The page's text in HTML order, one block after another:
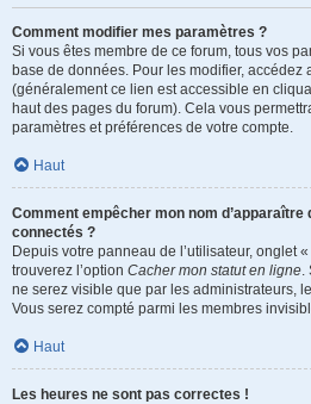
Comment modifier mes paramètres ?
Si vous êtes membre de ce forum, tous vos
base de données. Pour les modifier, accédez
(généralement ce lien est accessible en
haut des pages du forum). Cela vous
paramètres et préférences de votre compte.
Haut
Comment empêcher mon nom
connectés ?
Depuis votre panneau de l’utilisateur, onglet
trouverez l’option Cacher mon statut en ligne.
ne serez visible que par les administrateurs,
Vous serez compté parmi les membres
Haut
Les heures ne sont pas correctes !